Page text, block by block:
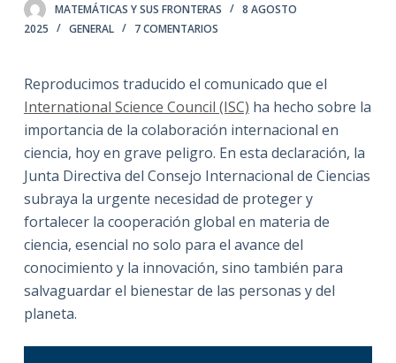
e
n
d
o
MATEMÁTICAS Y SUS FRONTERAS
8 AGOSTO
2025
GENERAL 7 COMENTARIOS
Reproducimos traducido el comunicado que el
International Science Council (ISC) ha hecho sobre la
importancia de la colaboración internacional en
ciencia, hoy en grave peligro. En esta declaración, la
Junta Directiva del Consejo Internacional de Ciencias
subraya la urgente necesidad de proteger y
fortalecer la cooperación global en materia de
ciencia, esencial no solo para el avance del
conocimiento y la innovación, sino también para
salvaguardar el bienestar de las personas y del
planeta.